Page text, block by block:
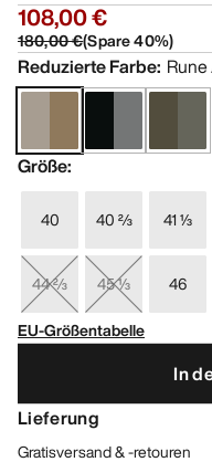
108,00 €
180,00 €(Spare40%)
Reduzierte Farbe:
Größe:
40 40 ⅔ 41 ⅓
44 ⅔ 45 ⅓ 46
EU-Größentabelle
In
Lieferung
Gratisversand & -retouren